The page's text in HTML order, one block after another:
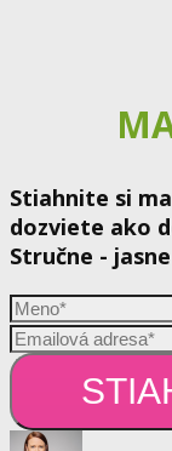
Stiahnite si
dozviete ako
Stručne -